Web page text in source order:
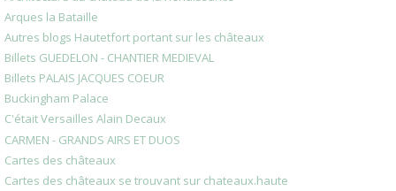
Arques la Bataille
Autres blogs Hautetfort portant sur les châteaux
Billets GUEDELON - CHANTIER MEDIEVAL
Billets PALAIS JACQUES COEUR
Buckingham Palace
C'était Versailles Alain Decaux
CARMEN - GRANDS AIRS ET DUOS
Cartes des châteaux
Cartes des châteaux se trouvant sur chateaux.haute